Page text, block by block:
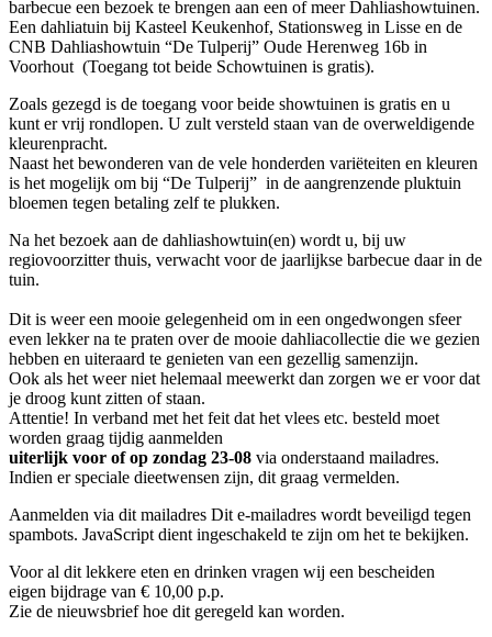
barbecue een bezoek te brengen aan een of meer Dahliashowtuinen.
Een dahliatuin bij Kasteel Keukenhof, Stationsweg in Lisse en de
CNB Dahliashowtuin “De Tulperij” Oude Herenweg 16b in
Voorhout (Toegang tot beide Schowtuinen is gratis).
Zoals gezegd is de toegang voor beide showtuinen is gratis en u
kunt er vrij rondlopen. U zult versteld staan van de overweldigende
kleurenpracht.
Naast het bewonderen van de vele honderden variëteiten en kleuren
is het mogelijk om bij “De Tulperij” in de aangrenzende pluktuin
bloemen tegen betaling zelf te plukken.
Na het bezoek aan de dahliashowtuin(en) wordt u, bij uw
regiovoorzitter thuis, verwacht voor de jaarlijkse barbecue daar in de
tuin.
Dit is weer een mooie gelegenheid om in een ongedwongen sfeer
even lekker na te praten over de mooie dahliacollectie die we gezien
hebben en uiteraard te genieten van een gezellig samenzijn.
Ook als het weer niet helemaal meewerkt dan zorgen we er voor dat
je droog kunt zitten of staan.
Attentie! In verband met het feit dat het vlees etc. besteld moet
worden graag tijdig aanmelden
uiterlijk voor of op zondag 23-08 via onderstaand mailadres.
Indien er speciale dieetwensen zijn, dit graag vermelden.
Aanmelden via dit mailadres Dit e-mailadres wordt beveiligd tegen
spambots. JavaScript dient ingeschakeld te zijn om het te bekijken.
Voor al dit lekkere eten en drinken vragen wij een bescheiden
eigen bijdrage van € 10,00 p.p.
Zie de nieuwsbrief hoe dit geregeld kan worden.